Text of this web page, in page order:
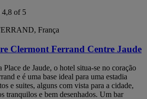
4,8 of 5
França
Clermont Ferrand Centre Jaude
Place de Jaude, o hotel situa-se no coração
e é uma base ideal para uma estadia
e suites, alguns com vista para a cidade,
tranquilos e bem desenhados. Um bar